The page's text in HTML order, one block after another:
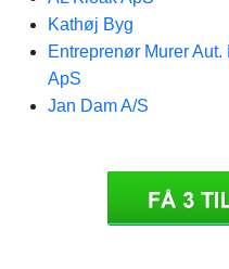
Kathøj Byg
Entreprenør Murer
ApS
Jan Dam A/S